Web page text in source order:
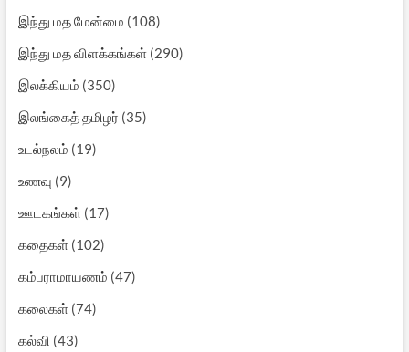
இந்து மத மேன்மை (108)
இந்து மத விளக்கங்கள்(290)
இலக்கியம் (350)
இலங்கைத் தமிழர் (35)
உடல்நலம் (19)
உணவு (9)
ஊடகங்கள்(17)
கதைகள்(102)
கம்பராமாயணம் (47)
கலைகள்(74)
கல்வி (43)